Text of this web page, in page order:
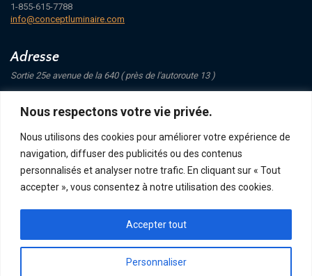
Nous respectons votre vie privée.
Nous utilisons des cookies pour améliorer votre expérience de
navigation, diffuser des publicités ou des contenus
personnalisés et analyser notre trafic. En cliquant sur « Tout
accepter », vous consentez à notre utilisation des cookies.
Personnaliser
Accepter tout
1-855-615-7788
info@conceptluminaire.com
Adresse
Sortie 25e avenue de la 640 ( près de l'autoroute 13 )
Saint-Eustache
Suivez-nous
POLITIQUE DE CONFIDENTIALITÉ